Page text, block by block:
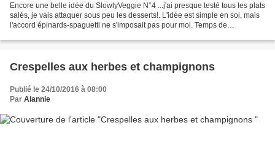
Encore une belle idée du SlowlyVeggie N°4 ...j'ai presque testé tous les plats
salés, je vais attaquer sous peu les desserts!. L'idée est simple en soi, mais
l'accord épinards-spaguetti ne s'imposait pas pour moi. Temps de
Crespelles aux herbes et champignons
Publié le 24/10/2016 à 08:00
Par Alannie